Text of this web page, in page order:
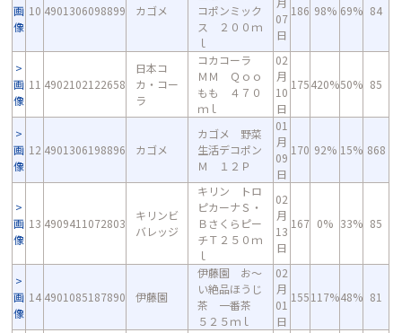
画
像
10 4901306098899 カゴメ
コポンミック
ス ２００ｍ
ｌ
07
日
186 98% 69% 84
画
像
11 4902102122658
日本コ
カ・コー
ラ
コカコーラ
ＭＭ Ｑｏｏ
もも ４７０
ｍｌ
02
月
10
日
175420%50% 85
画
像
12 4901306198896 カゴメ
カゴメ 野菜
生活デコポン
Ｍ １２Ｐ
01
月
09
日
170 92% 15% 868
画
像
13 4909411072803
キリンビ
バレッジ
キリン トロ
ピカーナＳ・
Ｂさくらピー
チＴ２５０ｍ
ｌ
02
月
13
日
167 0% 33% 85
画
像
14 4901085187890 伊藤園
伊藤園 お～
い絶品ほうじ
茶 一番茶
５２５ｍｌ
02
月
01
日
155117%48% 81